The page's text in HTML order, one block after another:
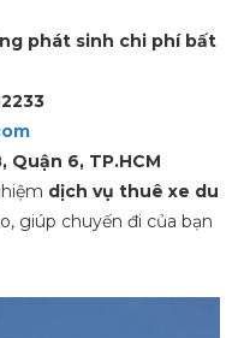
phát sinh chi phí bất
Quận 6, TP.HCM
dịch vụ thuê xe du
giúp chuyến đi của bạn